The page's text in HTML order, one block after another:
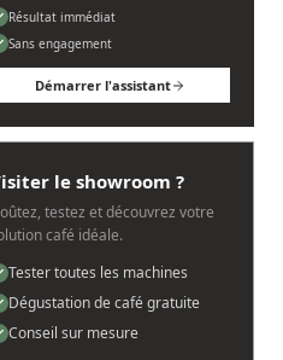
Résultat immédiat
Sans engagement
Démarrer l'assistant
le showroom ?
testez et découvrez votre
café idéale.
Tester toutes les machines
Dégustation de café gratuite
Conseil sur mesure